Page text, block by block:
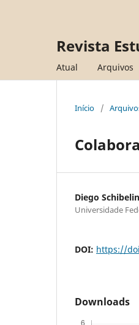
Revista
Atual Arquivos
Início /
Diego
Universidade
DOI: https://
Downloads